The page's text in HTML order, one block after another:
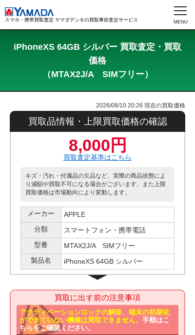
スマホ・携帯買取査定 ヤマダデンキの買取事前査定サービス
iPhoneXS 64GB シルバー 買取査定・買取
価格
（MTAX2J/A SIMフリー）
2026/08/10 20:26 現在の買取価格
買取品情報・上限買取価格の確認
8,000円
買取査定基準はこちら
キズ・汚れ・付属品の欠品など、実際の商品状態によ
り減額や買取不可になる場合がございます。また上限
買取価格は市場動向により変動します。
メーカー
APPLE
分類
スマートフォン・携帯電話
型番
MTAX2J/A SIMフリー
製品名
iPhoneXS 64GB シルバー
買取に出す前の注意事項
アクティベーションロックの解除、端末の初期化
ができていない機種は買取できません。手順はこ
ちらをご確認ください。